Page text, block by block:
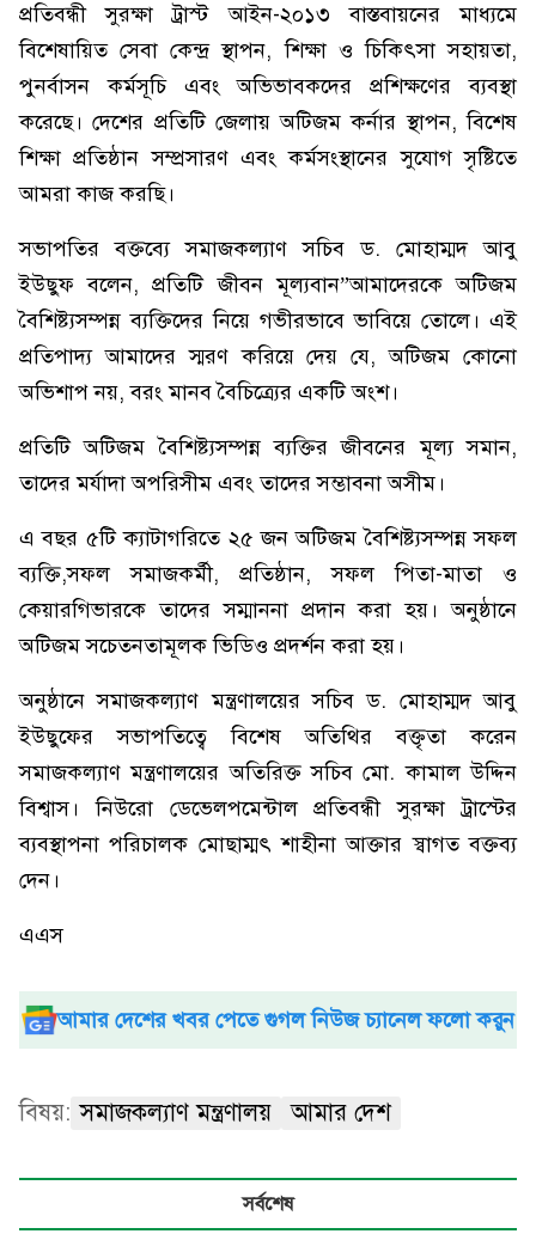
প্রতিবন্ধী সুরক্ষা ট্রাস্ট আইন-২০১৩ বাস্তবায়নের মাধ্যমে
বিশেষায়িত সেবা কেন্দ্র স্থাপন, শিক্ষা ও চিকিৎসা সহায়তা,
পুনর্বাসন কর্মসূচি এবং অভিভাবকদের প্রশিক্ষণের ব্যবস্থা
করেছে। দেশের প্রতিটি জেলায় অটিজম কর্নার স্থাপন, বিশেষ
শিক্ষা প্রতিষ্ঠান সম্প্রসারণ এবং কর্মসংস্থানের সুযোগ সৃষ্টিতে
আমরা কাজ করছি।
সভাপতির বক্তব্যে সমাজকল্যাণ সচিব ড. মোহাম্মদ আবু
ইউছুফ বলেন, প্রতিটি জীবন মূল্যবান”আমাদেরকে অটিজম
বৈশিষ্ট্যসম্পন্ন ব্যক্তিদের নিয়ে গভীরভাবে ভাবিয়ে তোলে। এই
প্রতিপাদ্য আমাদের স্মরণ করিয়ে দেয় যে, অটিজম কোনো
অভিশাপ নয়, বরং মানব বৈচিত্র্যের একটি অংশ।
প্রতিটি অটিজম বৈশিষ্ট্যসম্পন্ন ব্যক্তির জীবনের মূল্য সমান,
তাদের মর্যাদা অপরিসীম এবং তাদের সম্ভাবনা অসীম।
এ বছর ৫টি ক্যাটাগরিতে ২৫ জন অটিজম বৈশিষ্ট্যসম্পন্ন সফল
ব্যক্তি,সফল সমাজকর্মী, প্রতিষ্ঠান, সফল পিতা-মাতা ও
কেয়ারগিভারকে তাদের সম্মাননা প্রদান করা হয়। অনুষ্ঠানে
অটিজম সচেতনতামূলক ভিডিও প্রদর্শন করা হয়।
অনুষ্ঠানে সমাজকল্যাণ মন্ত্রণালয়ের সচিব ড. মোহাম্মদ আবু
ইউছুফের সভাপতিত্বে বিশেষ অতিথির বক্তৃতা করেন
সমাজকল্যাণ মন্ত্রণালয়ের অতিরিক্ত সচিব মো. কামাল উদ্দিন
বিশ্বাস। নিউরো ডেভেলপমেন্টাল প্রতিবন্ধী সুরক্ষা ট্রাস্টের
ব্যবস্থাপনা পরিচালক মোছাম্মৎ শাহীনা আক্তার স্বাগত বক্তব্য
দেন।
এএস
আমার দেশের খবর পেতে গুগল নিউজ চ্যানেল ফলো করুন
বিষয়: সমাজকল্যাণ মন্ত্রণালয় আমার দেশ
সর্বশেষ